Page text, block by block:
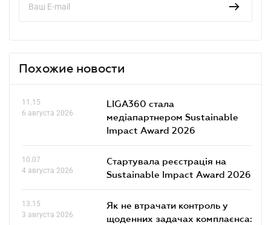
Похожие новости
11.15
6 августа 2026
LIGA360 стала
медіапартнером Sustainable
Impact Award 2026
10.07
4 августа 2026
Стартувала реєстрація на
Sustainable Impact Award 2026
13.15
3 августа 2026
Як не втрачати контроль у
щоденних задачах комплаєнса: